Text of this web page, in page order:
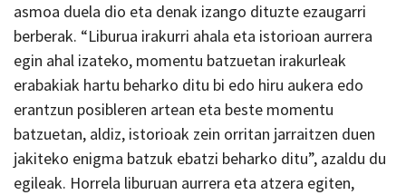
asmoa duela dio eta denak izango dituzte ezaugarri
berberak. “Liburua irakurri ahala eta istorioan aurrera
egin ahal izateko, momentu batzuetan irakurleak
erabakiak hartu beharko ditu bi edo hiru aukera edo
erantzun posibleren artean eta beste momentu
batzuetan, aldiz, istorioak zein orritan jarraitzen duen
jakiteko enigma batzuk ebatzi beharko ditu”, azaldu du
egileak. Horrela liburuan aurrera eta atzera egiten,